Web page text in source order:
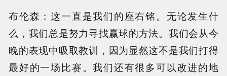
布伦森：这一直是我们的座右铭。无论发生什
么，我们总是努力寻找赢球的方法。我们会从今
晚的表现中吸取教训，因为显然这不是我们打得
最好的一场比赛。我们还有很多可以改进的地